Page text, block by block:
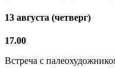
13 августа (четверг)
17.00
Встреча с